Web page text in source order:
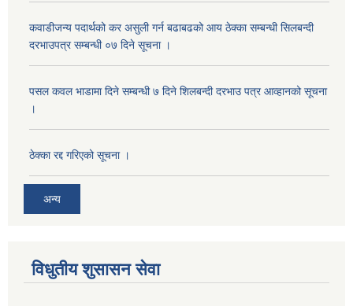
कवाडीजन्य पदार्थको कर असुली गर्न बढाबढको आय ठेक्का सम्बन्धी सिलबन्दी
दरभाउपत्र सम्बन्धी ०७ दिने सूचना ।
पसल कवल भाडामा दिने सम्बन्धी ७ दिने शिलबन्दी दरभाउ पत्र आव्हानको सूचना
।
ठेक्का रद्द गरिएको सूचना ।
अन्य
विधुतीय शुसासन सेवा